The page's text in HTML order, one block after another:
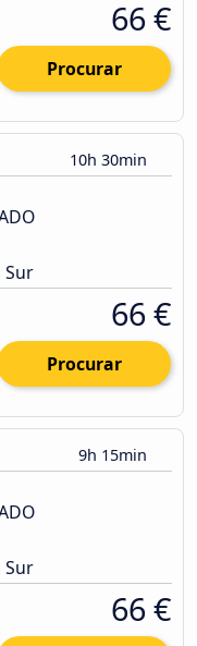
66 €
Procurar
10h 30min
Sur
66 €
Procurar
9h 15min
Sur
66 €